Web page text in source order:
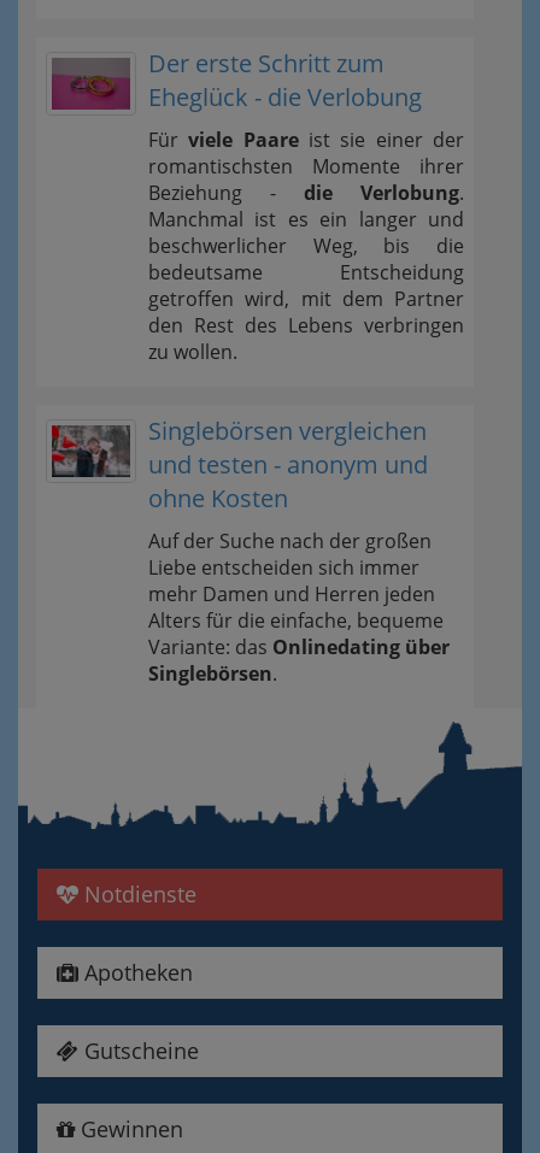
Der erste Schritt zum
Eheglück - die Verlobung
Fürviele Paareist sie einer der
romantischsten Momente ihrer
Beziehung - die Verlobung.
Manchmal ist es ein langer und
beschwerlicher Weg, bis die
bedeutsame Entscheidung
getroffen wird, mit dem Partner
den Rest des Lebens verbringen
zu wollen.
Singlebörsen vergleichen
und testen - anonym und
ohne Kosten
Auf der Suche nach der großen
Liebe entscheiden sich immer
mehr Damen und Herren jeden
Alters für die einfache, bequeme
Variante: das Onlinedating über
Singlebörsen.
Notdienste
Apotheken
Gutscheine
Gewinnen